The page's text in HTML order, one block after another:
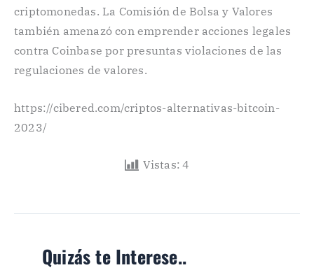
criptomonedas. La Comisión de Bolsa y Valores
también amenazó con emprender acciones legales
contra Coinbase por presuntas violaciones de las
regulaciones de valores.
https://cibered.com/criptos-alternativas-bitcoin-
2023/
Vistas: 4
Quizás te Interese..